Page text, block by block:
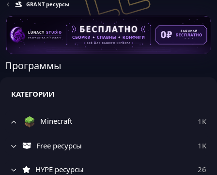
GRANT ресурсы
Программы
КАТЕГОРИИ
Minecraft 1K
Free ресурсы 1K
HYPE ресурсы 26